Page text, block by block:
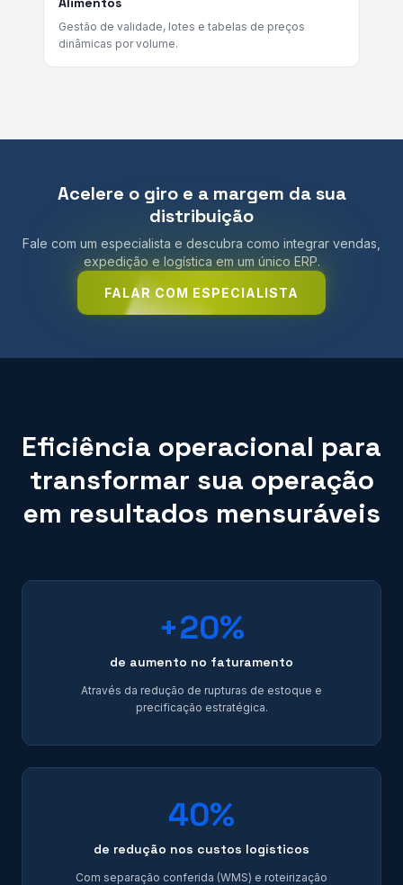
Gestão de validade, lotes e tabelas de preços
dinâmicas por volume.
Acelere o giro e a margem da sua
distribuição
Fale com um especialista e descubra como integrar vendas,
expedição e logística em um único ERP.
FALAR COM ESPECIALISTA
Eficiência operacional para
transformar sua operação
em resultados mensuráveis
+20%
de aumento no faturamento
Através da redução de rupturas de estoque e
precificação estratégica.
40%
de redução nos custos logísticos
Com separação conferida (WMS) e roteirização